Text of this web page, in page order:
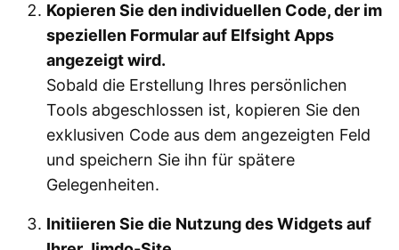
Kopieren Sie den individuellen Code, der im
speziellen Formular auf Elfsight Apps
angezeigt wird.
Sobald die Erstellung Ihres persönlichen
Tools abgeschlossen ist, kopieren Sie den
exklusiven Code aus dem angezeigten Feld
und speichern Sie ihn für spätere
Gelegenheiten.
Initiieren Sie die Nutzung des Widgets auf